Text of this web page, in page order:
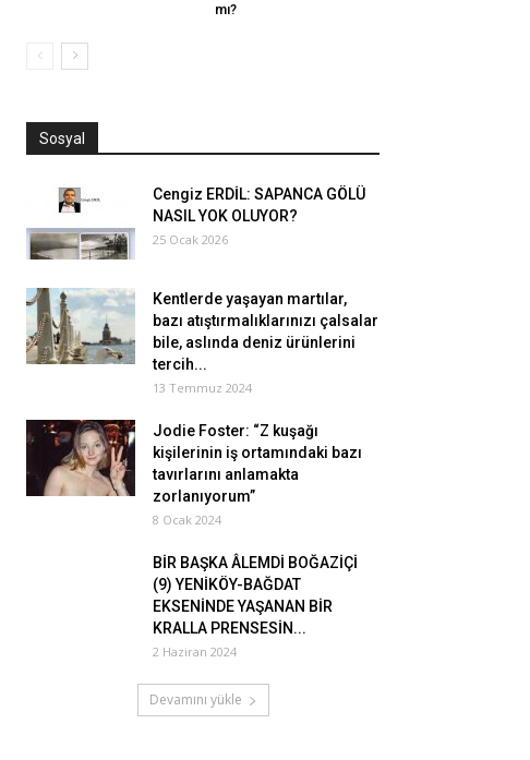
mı?
Sosyal
Cengiz ERDİL: SAPANCA GÖLÜ
NASIL YOK OLUYOR?
25 Ocak 2026
Kentlerde yaşayan martılar,
bazı atıştırmalıklarınızı çalsalar
bile, aslında deniz ürünlerini
tercih...
13 Temmuz 2024
Jodie Foster: “Z kuşağı
kişilerinin iş ortamındaki bazı
tavırlarını anlamakta
zorlanıyorum”
8 Ocak 2024
BİR BAŞKA ÂLEMDİ BOĞAZİÇİ
(9) YENİKÖY-BAĞDAT
EKSENİNDE YAŞANAN BİR
KRALLA PRENSESİN...
2 Haziran 2024
Devamını yükle